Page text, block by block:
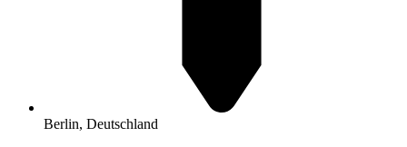
Berlin, Deutschland